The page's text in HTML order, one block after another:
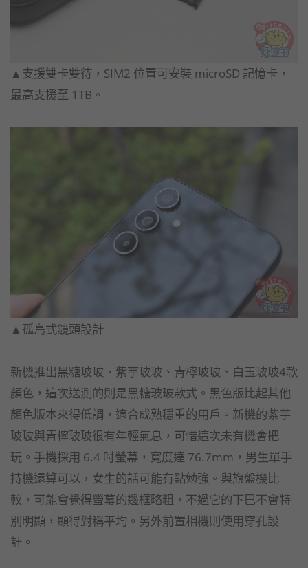
▲支援雙卡雙待，SIM2 位置可安裝 microSD 記憶卡，
最高支援至 1TB。
▲孤島式鏡頭設計
新機推出黑糖玻玻、紫芋玻玻、青檸玻玻、白玉玻玻4款
顏色，這次送測的則是黑糖玻玻款式。黑色版比起其他
顏色版本來得低調，適合成熟穩重的用戶。新機的紫芋
玻玻與青檸玻玻很有年輕氣息，可惜這次未有機會把
玩。手機採用 6.4 吋螢幕，寬度達 76.7mm，男生單手
持機還算可以，女生的話可能有點勉強。與旗盤機比
較，可能會覺得螢幕的邊框略粗，不過它的下巴不會特
別明顯，顯得對稱平均。另外前置相機則使用穿孔設
計。